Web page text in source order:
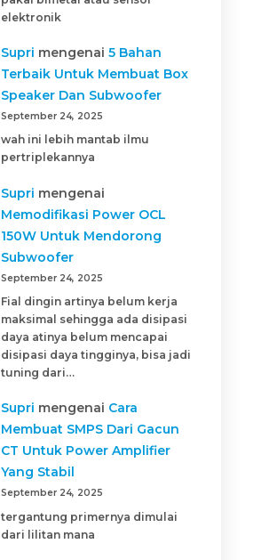
elektronik
Supri mengenai5 Bahan
Terbaik Untuk Membuat Box
Speaker Dan Subwoofer
September 24, 2025
wah ini lebih mantab ilmu
pertriplekannya
Supri mengenai
Memodifikasi Power OCL
150W Untuk Mendorong
Subwoofer
September 24, 2025
Fial dingin artinya belum kerja
maksimal sehingga ada disipasi
daya atinya belum mencapai
disipasi daya tingginya, bisa jadi
tuning dari…
Supri mengenai Cara
Membuat SMPS Dari Gacun
CT Untuk Power Amplifier
Yang Stabil
September 24, 2025
tergantung primernya dimulai
dari lilitan mana